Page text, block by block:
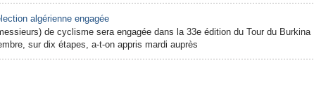
algérienne engagée
de cyclisme sera engagée dans la 33e édition du Tour du Burkina
sur dix étapes, a-t-on appris mardi auprès